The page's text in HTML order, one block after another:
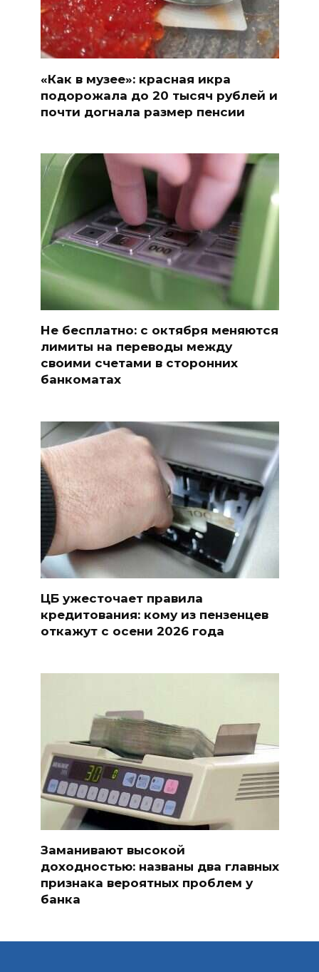
«Как в музее»: красная икра
подорожала до 20 тысяч рублей и
почти догнала размер пенсии
Не бесплатно: с октября меняются
лимиты на переводы между
своими счетами в сторонних
банкоматах
ЦБ ужесточает правила
кредитования: кому из пензенцев
откажут с осени 2026 года
Заманивают высокой
доходностью: названы два главных
признака вероятных проблем у
банка